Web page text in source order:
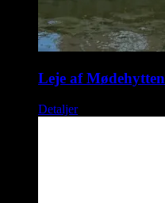
Leje af Mødehytten
Detaljer